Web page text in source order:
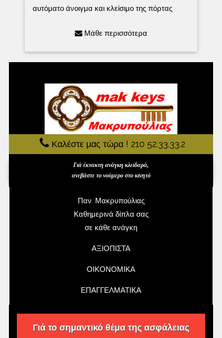
αυτόματο άνοιγμα και κλείσιμο της πόρτας
Μάθε περισσότερα
Καλέστε μας τώρα ! 210 52.33.33.2
Γιά έκτακτη ανάγκη κλειδαρά,
ανεβάστε το νούμερο στο κινητό
Παν. Μακρυπούλιας
Καθημερινά δίπλα σας
σε κάθε ανάγκη
ΑΞΙΟΠΙΣΤΑ
ΟΙΚΟΝΟΜΙΚΑ
ΕΠΑΓΓΕΛΜΑΤΙΚΑ
Γιά το σημαντικό θέμα της ασφάλειας